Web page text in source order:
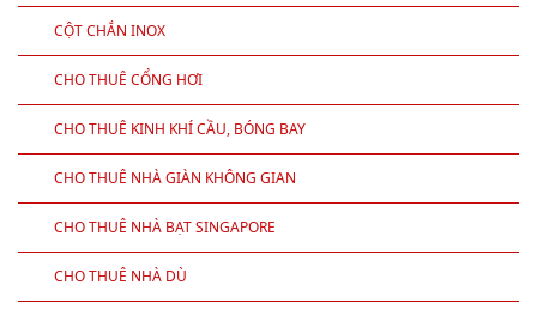
CỘT CHẮN INOX
CHO THUÊ CỔNG HƠI
CHO THUÊ KINH KHÍ CẦU, BÓNG BAY
CHO THUÊ NHÀ GIÀN KHÔNG GIAN
CHO THUÊ NHÀ BẠT SINGAPORE
CHO THUÊ NHÀ DÙ